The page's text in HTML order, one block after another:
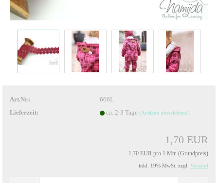
Art.Nr.:
666L
Lieferzeit:
ca. 2-3 Tage (Ausland abweichend)
1,70 EUR
1,70 EUR pro 1 Mtr. (Grundpreis)
inkl. 19% MwSt. zzgl. Versand